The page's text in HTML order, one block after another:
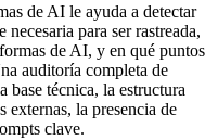
de AI le ayuda a detectar
para ser rastreada,
de AI, y en qué puntos
auditoría completa de
técnica, la estructura
la presencia de
clave.